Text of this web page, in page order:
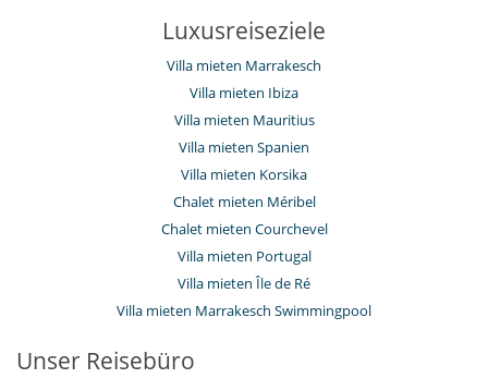
Luxusreiseziele
Villa mieten Marrakesch
Villa mieten Ibiza
Villa mieten Mauritius
Villa mieten Spanien
Villa mieten Korsika
Chalet mieten Méribel
Chalet mieten Courchevel
Villa mieten Portugal
Villa mieten Île de Ré
Villa mieten Marrakesch Swimmingpool
Unser Reisebüro